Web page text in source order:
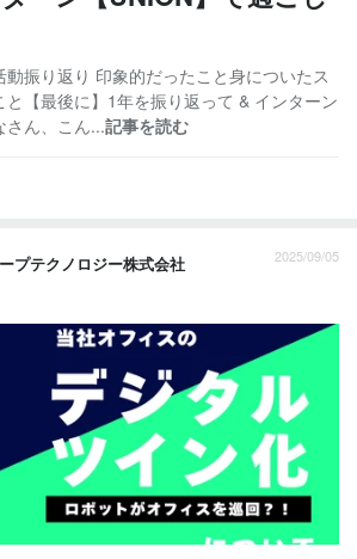
動振り返り 印象的だったこと身についたス
【最後に】1年を振り返って & インターン
さん、こん...記事を読む
プテクノロジー株式会社 2025/09/05